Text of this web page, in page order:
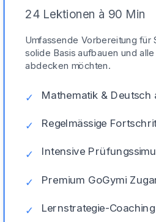
24 Lektionen à 90 Min
Umfassende Vorbereitung für
solide Basis aufbauen und
abdecken möchten.
✓ Mathematik & Deutsch
✓ Regelmässige
✓ Intensive
✓ Premium GoGymi
✓ Lernstrategie-Coaching